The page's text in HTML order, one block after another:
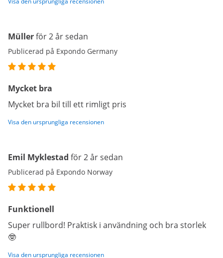
Müllerför 2 år sedan
Publicerad på Expondo Germany
Mycket bra
Mycket bra bil till ett rimligt pris
Visa den ursprungliga recensionen
Emil Myklestad för 2 år sedan
Publicerad på Expondo Norway
Funktionell
Super rullbord! Praktisk i användning och bra storlek
🤓
Visa den ursprungliga recensionen